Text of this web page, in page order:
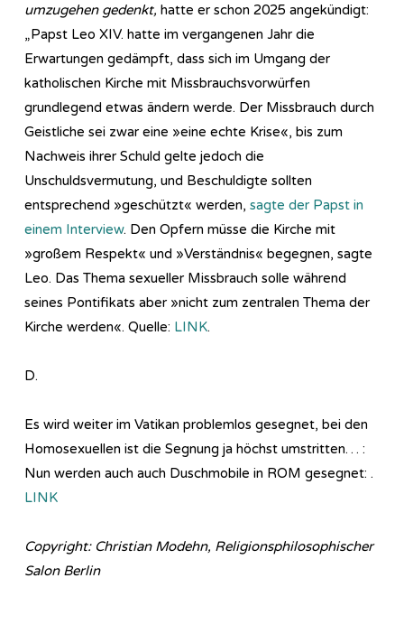
umzugehen gedenkt, hatte er schon 2025 angekündigt:
„Papst Leo XIV. hatte im vergangenen Jahr die
Erwartungen gedämpft, dass sich im Umgang der
katholischen Kirche mit Missbrauchsvorwürfen
grundlegend etwas ändern werde. Der Missbrauch durch
Geistliche sei zwar eine »eine echte Krise«, bis zum
Nachweis ihrer Schuld gelte jedoch die
Unschuldsvermutung, und Beschuldigte sollten
entsprechend »geschützt« werden, sagte der Papst in
einem Interview. Den Opfern müsse die Kirche mit
»großem Respekt« und »Verständnis« begegnen, sagte
Leo. Das Thema sexueller Missbrauch solle während
seines Pontifikats aber »nicht zum zentralen Thema der
Kirche werden«. Quelle: LINK.
D.
Es wird weiter im Vatikan problemlos gesegnet, bei den
Homosexuellen ist die Segnung ja höchst umstritten… :
Nun werden auch auch Duschmobile in ROM gesegnet: .
LINK
Copyright: Christian Modehn, Religionsphilosophischer
Salon Berlin